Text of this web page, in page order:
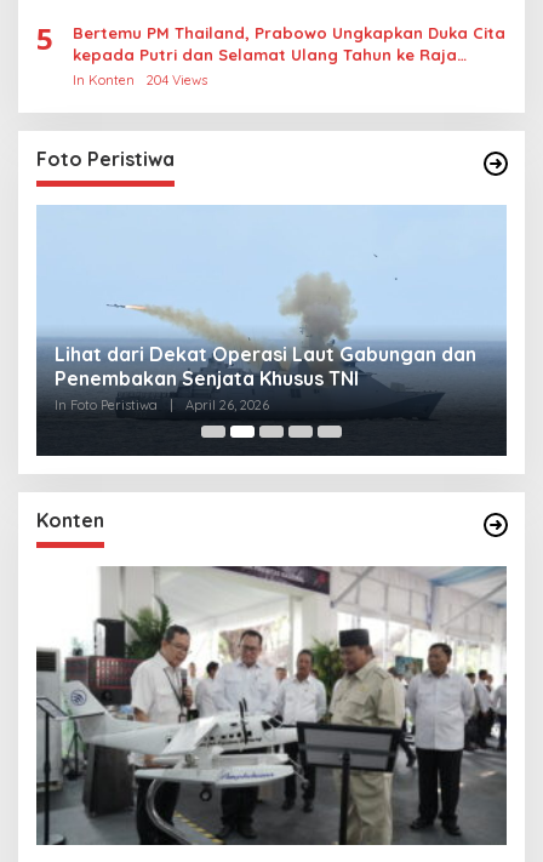
5
Bertemu PM Thailand, Prabowo Ungkapkan Duka Cita
kepada Putri dan Selamat Ulang Tahun ke Raja
Thailand
In Konten 204 Views
Foto Peristiwa
Lihat dari Dekat Operasi Laut Gabungan dan
Penembakan Senjata Khusus TNI
In Foto Peristiwa April 26, 2026
Konten